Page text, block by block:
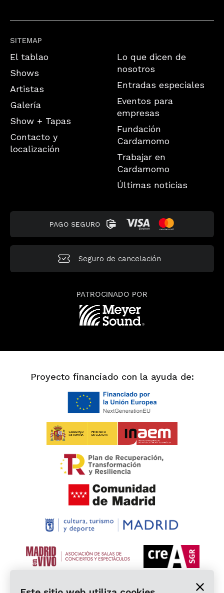
SITEMAP
El tablao
Shows
Artistas
Galería
Show + Tapas
Contacto y
localización
Lo que dicen de
nosotros
Entradas especiales
Eventos para
empresas
Fundación
Cardamomo
Trabajar en
Cardamomo
Últimas noticias
PAGO SEGURO
Seguro de cancelación
PATROCINADO POR
Proyecto financiado con la ayuda de: